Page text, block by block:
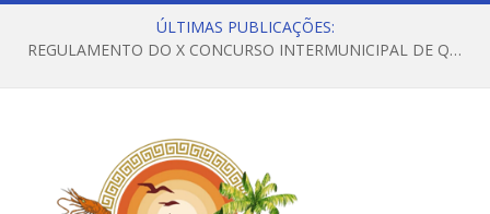
ÚLTIMAS PUBLICAÇÕES:
REGULAMENTO DO X CONCURSO INTERMUNICIPAL DE QUADRILHAS JUNINAS – 2026 – ARRAIÁ DA VENEZA